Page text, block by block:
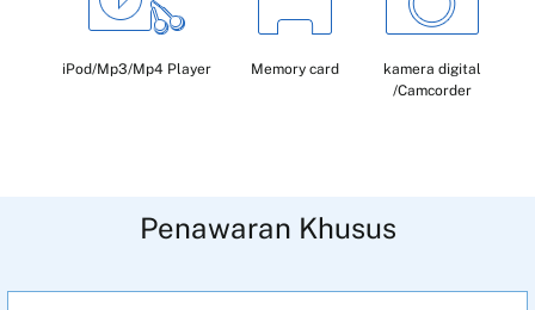
iPod/Mp3/Mp4 Player Memory card
kamera digital
/Camcorder
Penawaran Khusus